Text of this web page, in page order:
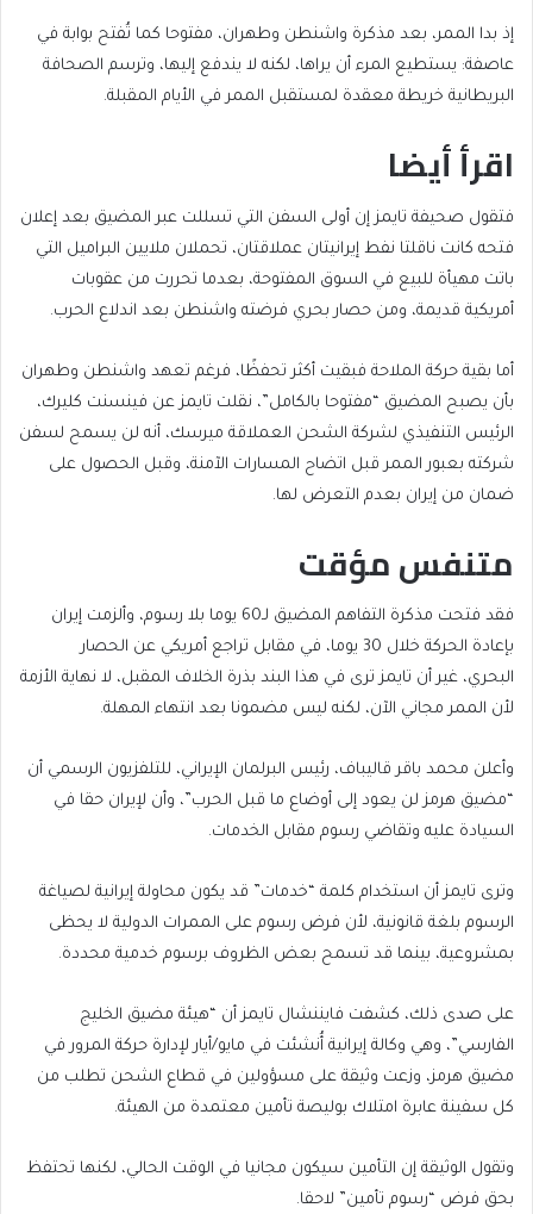
إذ بدا الممر، بعد مذكرة واشنطن وطهران، مفتوحا كما تُفتح بوابة في
عاصفة: يستطيع المرء أن يراها، لكنه لا يندفع إليها، وترسم الصحافة
البريطانية خريطة معقدة لمستقبل الممر في الأيام المقبلة.
اقرأ أيضا
list
of
3
items
end
of
list
فتقول صحيفة تايمز إن أولى السفن التي تسللت عبر المضيق بعد إعلان
فتحه كانت ناقلتا نفط إيرانيتان عملاقتان، تحملان ملايين البراميل التي
باتت مهيأة للبيع في السوق المفتوحة، بعدما تحررت من عقوبات
أمريكية قديمة، ومن حصار بحري فرضته واشنطن بعد اندلاع الحرب.
أما بقية حركة الملاحة فبقيت أكثر تحفظًا، فرغم تعهد واشنطن وطهران
بأن يصبح المضيق “مفتوحا بالكامل”، نقلت تايمز عن فينسنت كليرك،
الرئيس التنفيذي لشركة الشحن العملاقة ميرسك، أنه لن يسمح لسفن
شركته بعبور الممر قبل اتضاح المسارات الآمنة، وقبل الحصول على
ضمان من إيران بعدم التعرض لها.
متنفس مؤقت
فقد فتحت مذكرة التفاهم المضيق لـ60 يوما بلا رسوم، وألزمت إيران
بإعادة الحركة خلال 30 يوما، في مقابل تراجع أمريكي عن الحصار
البحري، غير أن تايمز ترى في هذا البند بذرة الخلاف المقبل، لا نهاية الأزمة
لأن الممر مجاني الآن، لكنه ليس مضمونا بعد انتهاء المهلة.
وأعلن محمد باقر قاليباف، رئيس البرلمان الإيراني، للتلفزيون الرسمي أن
“مضيق هرمز لن يعود إلى أوضاع ما قبل الحرب”، وأن لإيران حقا في
السيادة عليه وتقاضي رسوم مقابل الخدمات.
وترى تايمز أن استخدام كلمة “خدمات” قد يكون محاولة إيرانية لصياغة
الرسوم بلغة قانونية، لأن فرض رسوم على الممرات الدولية لا يحظى
بمشروعية، بينما قد تسمح بعض الظروف برسوم خدمية محددة.
على صدى ذلك، كشفت فايننشال تايمز أن “هيئة مضيق الخليج
الفارسي”، وهي وكالة إيرانية أُنشئت في مايو/أيار لإدارة حركة المرور في
مضيق هرمز، وزعت وثيقة على مسؤولين في قطاع الشحن تطلب من
كل سفينة عابرة امتلاك بوليصة تأمين معتمدة من الهيئة.
وتقول الوثيقة إن التأمين سيكون مجانيا في الوقت الحالي، لكنها تحتفظ
بحق فرض “رسوم تأمين” لاحقا.